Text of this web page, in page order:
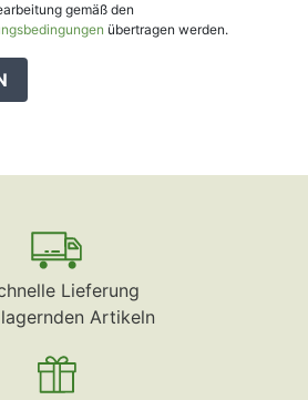
gemäß den
übertragen werden.
Lieferung
Artikeln